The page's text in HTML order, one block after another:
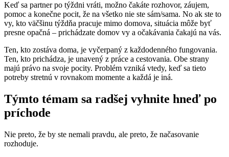
Keď sa partner po týždni vráti, možno čakáte rozhovor, záujem,
pomoc a konečne pocit, že na všetko nie ste sám/sama. No ak ste to
vy, kto väčšinu týždňa pracuje mimo domova, situácia môže byť
presne opačná – prichádzate domov vy a očakávania čakajú na vás.
Ten, kto zostáva doma, je vyčerpaný z každodenného fungovania.
Ten, kto prichádza, je unavený z práce a cestovania. Obe strany
majú právo na svoje pocity. Problém vzniká vtedy, keď sa tieto
potreby stretnú v rovnakom momente a každá je iná.
Týmto témam sa radšej vyhnite hneď po
príchode
Nie preto, že by ste nemali pravdu, ale preto, že načasovanie
rozhoduje.